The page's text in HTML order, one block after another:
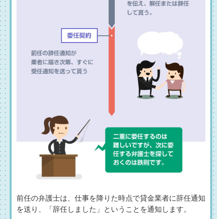
前任の弁護士は、仕事を降りた時点で貸金業者に辞任通知
を送り、「辞任しました」ということを通知します。